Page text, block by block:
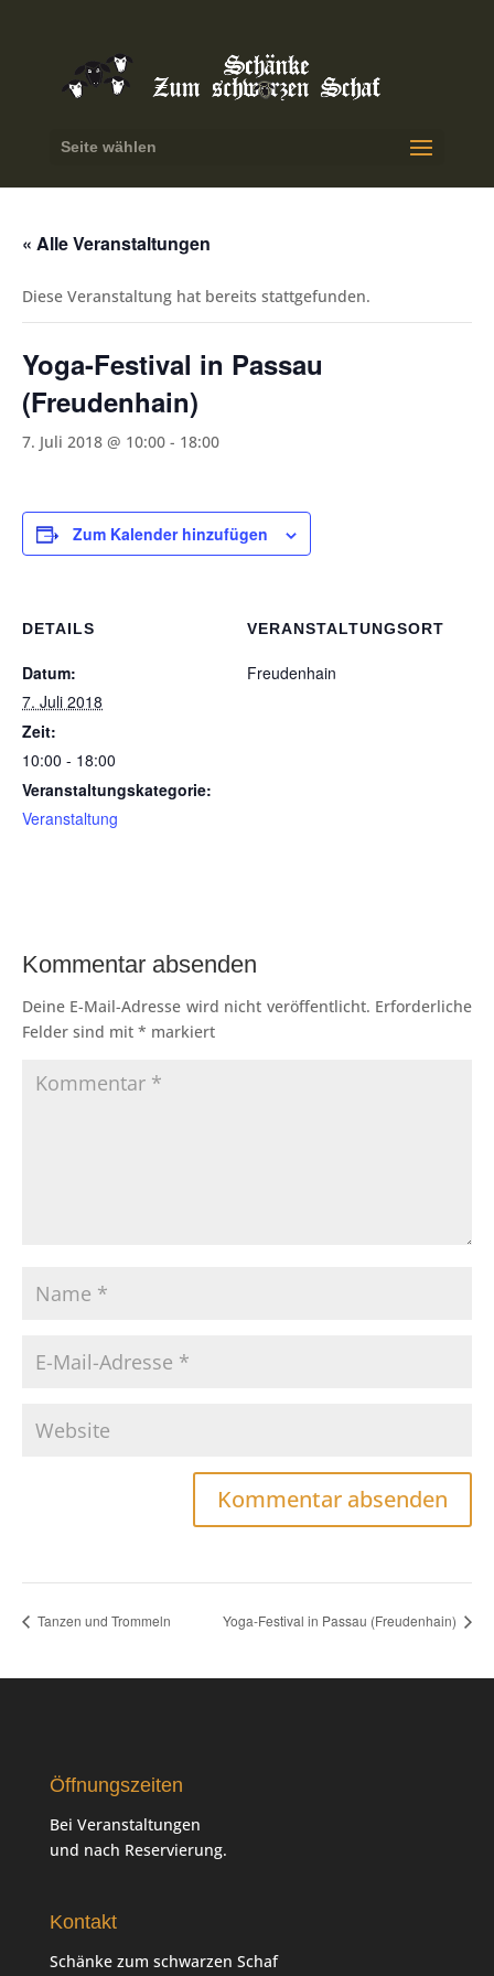
Seite wählen
« Alle Veranstaltungen
Diese Veranstaltung hat bereits stattgefunden.
Yoga-Festival in Passau
(Freudenhain)
7. Juli 2018 @ 10:00 - 18:00
Zum Kalender hinzufügen
DETAILS
Datum:
7. Juli 2018
Zeit:
10:00 - 18:00
Veranstaltungskategorie:
Veranstaltung
VERANSTALTUNGSORT
Freudenhain
Kommentar absenden
Deine E-Mail-Adresse wird nicht veröffentlicht. Erforderliche
Felder sind mit * markiert
Tanzen und Trommeln Yoga-Festival in Passau (Freudenhain)
Öffnungszeiten
Bei Veranstaltungen
und nach Reservierung.
Kontakt
Schänke zum schwarzen Schaf